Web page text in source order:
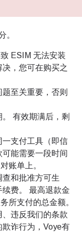
。
ESIM 无法安装
，您可在购买之
至关重要，否则
有效期满后，剩
一支付工具（即信
能需要一段时间
账单上。
查和批准方可生
费。 最高退款金
所支付的总金额。
违反我们的条款
诈行为，Voye有